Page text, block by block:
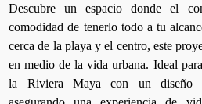
Descubre un espacio donde el
comodidad de tenerlo todo a tu
cerca de la playa y el centro, este
en medio de la vida urbana. Ideal
la Riviera Maya con un diseño